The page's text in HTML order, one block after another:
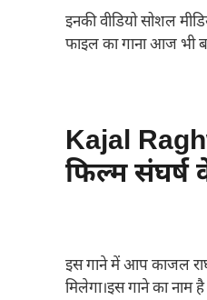
इनकी वीडियो सोशल
फाइल का गाना आज भी
Kajal
फिल्म संघर्ष
इस गाने में आप काजल
मिलेगा।इस गाने का नाम